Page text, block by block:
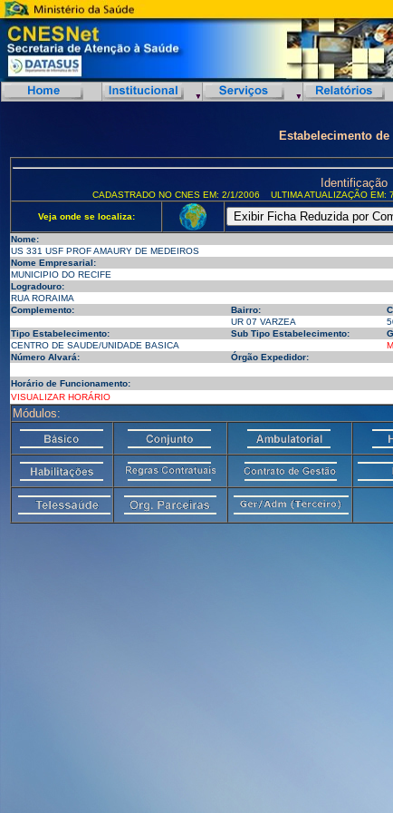
Estabelecimento de
Identificação
CADASTRADO NO CNES EM: 2/1/2006 ULTIMA ATUALIZAÇÃO
Veja onde se localiza:
Nome:
US 331 USF PROF AMAURY DE MEDEIROS
Nome Empresarial:
MUNICIPIO DO RECIFE
Logradouro:
RUA RORAIMA
Complemento:
Bairro:
UR 07 VARZEA
Tipo Estabelecimento:
Sub Tipo Estabelecimento:
CENTRO DE SAUDE/UNIDADE BASICA
Número Alvará:
Órgão Expedidor:
Horário de Funcionamento:
VISUALIZAR HORÁRIO
Módulos: